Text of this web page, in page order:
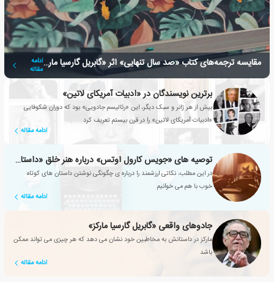
مقایسه ترجمه‌های کتاب «صد سال تنهایی» اثر «گابریل گارسیا مارکز»ادامه
مقاله
برترین نویسندگان در «ادبیات آمریکای لاتین»
بیش از هر ژانر و سبک دیگر، این «رئالیسم جادویی» بود که دوران شکوفایی
«ادبیات آمریکای لاتین» را در قرن بیستم تعریف کرد
ادامه مقاله
توصیه های «جویس کارول اوتس» درباره هنر خلق «داستان کوتاه»
در این مطلب، نکاتی ارزشمند را درباره ی چگونگی نوشتن داستان های کوتاه
خوب با هم می خوانیم
ادامه مقاله
جادوهای واقعی «گابریل گارسیا مارکز»
مارکز در داستانش به مخاطبین خود نشان می دهد که هر چیزی می تواند ممکن
باشد
ادامه مقاله